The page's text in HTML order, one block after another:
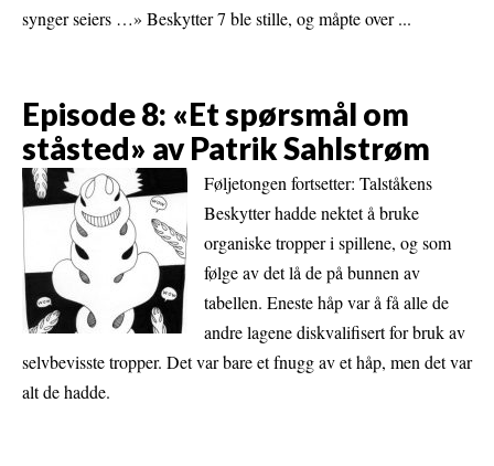
synger seiers …» Beskytter 7 ble stille, og måpte over ...
Episode 8: «Et spørsmål om
ståsted» av Patrik Sahlstrøm
Føljetongen fortsetter: Talståkens
Beskytter hadde nektet å bruke
organiske tropper i spillene, og som
følge av det lå de på bunnen av
tabellen. Eneste håp var å få alle de
andre lagene diskvalifisert for bruk av
selvbevisste tropper. Det var bare et fnugg av et håp, men det var
alt de hadde.